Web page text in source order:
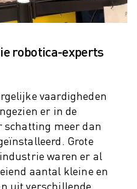
robotica-experts
vaardigheden
er in de
meer dan
Grote
waren er al
aantal kleine en
uit verschillende